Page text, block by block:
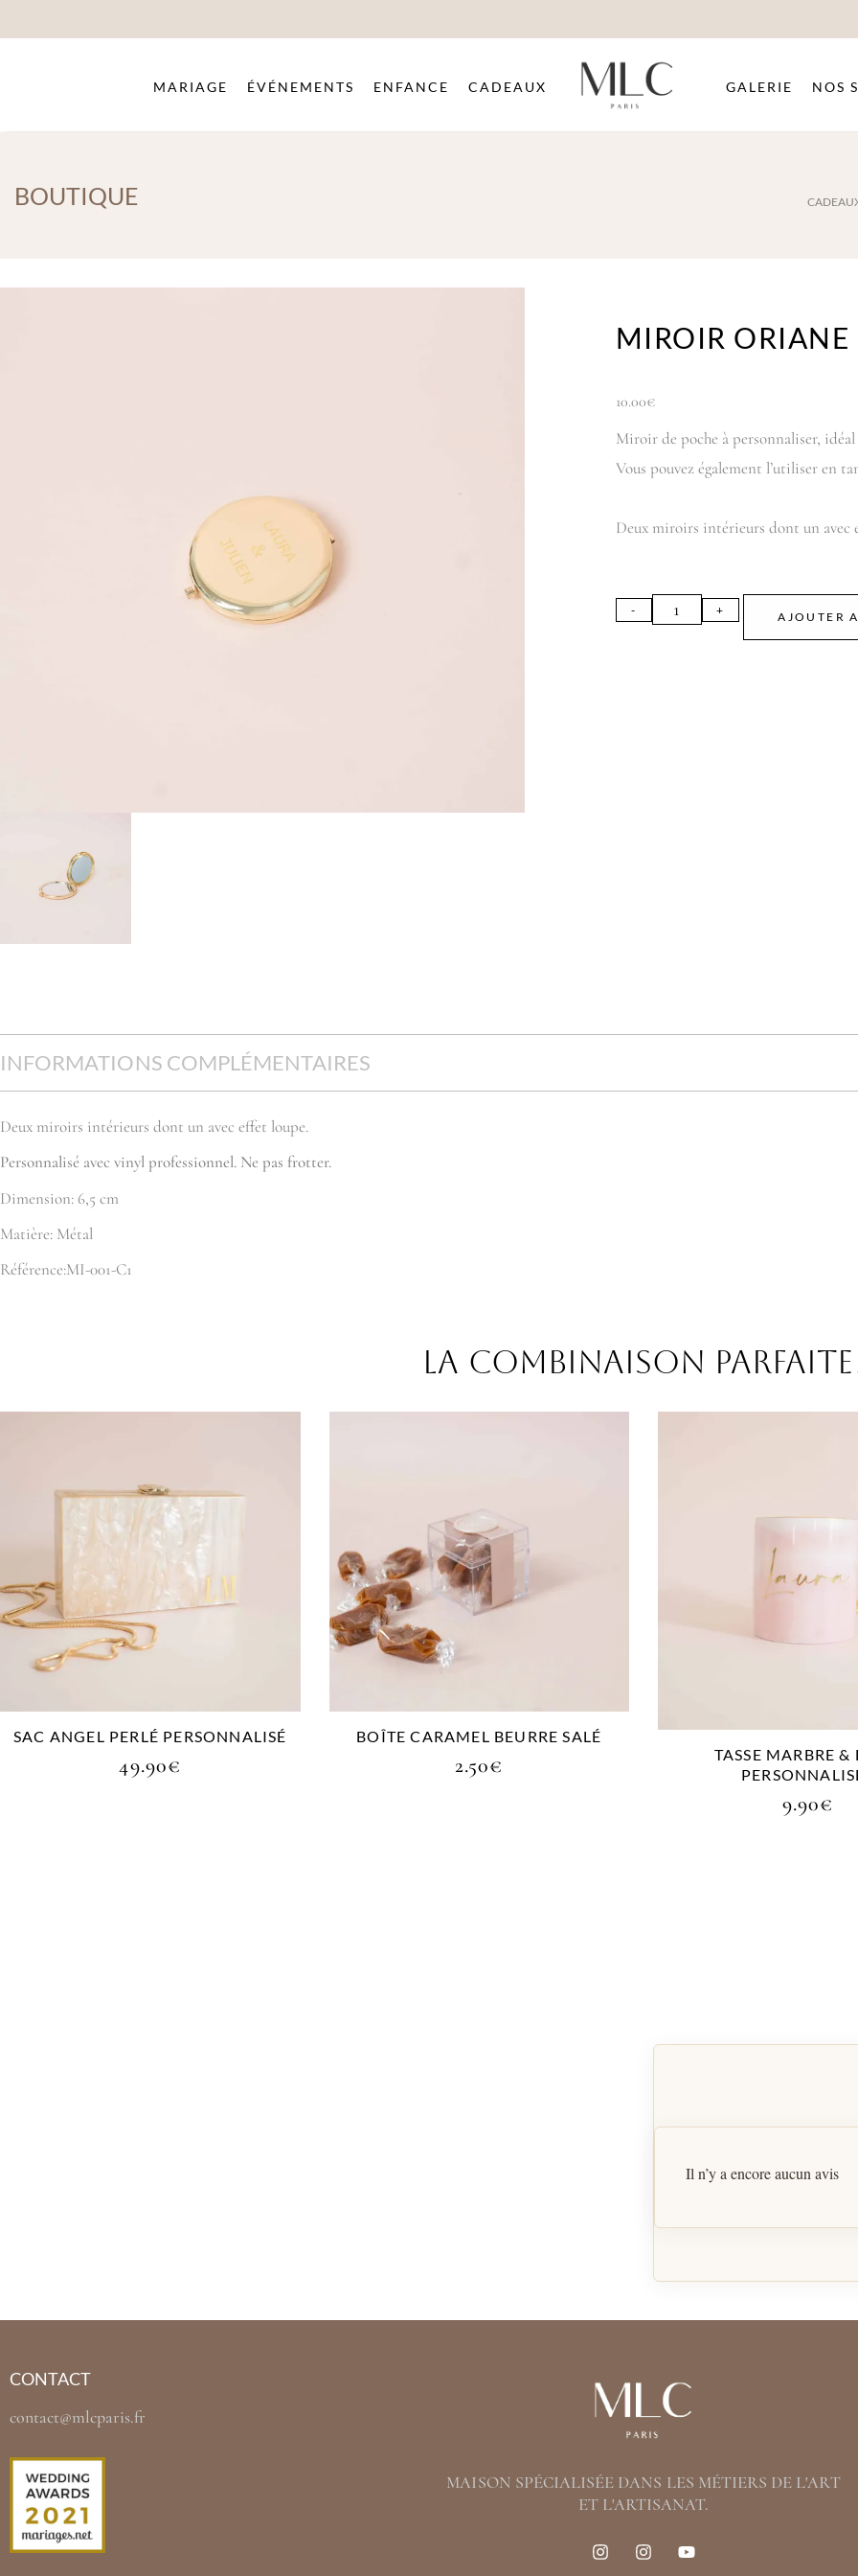
MARIAGE ÉVÉNEMENTS ENFANCE CADEAUX GALERIE NOS
BOUTIQUE
MIROIR ORIANE
10.00€
Miroir de poche à personnaliser,
Vous pouvez également l’utiliser en
Deux miroirs intérieurs dont un avec
AJOUTER
INFORMATIONS COMPLÉMENTAIRES
Deux miroirs intérieurs dont un avec effet loupe.
Personnalisé avec vinyl professionnel. Ne pas frotter.
Dimension: 6,5 cm
Matière: Métal
Référence:MI-001-C1
La combinaison
SAC ANGEL PERLÉ PERSONNALISÉ
49.90€
BOÎTE CARAMEL BEURRE SALÉ
2.50€
TASSE MARBRE &
9.90€
Il n’y a encore aucun avis
CONTACT
contact@mlcparis.fr
MAISON SPÉCIALISÉE DANS LES MÉTIERS DE L'ART
ET L'ARTISANAT.